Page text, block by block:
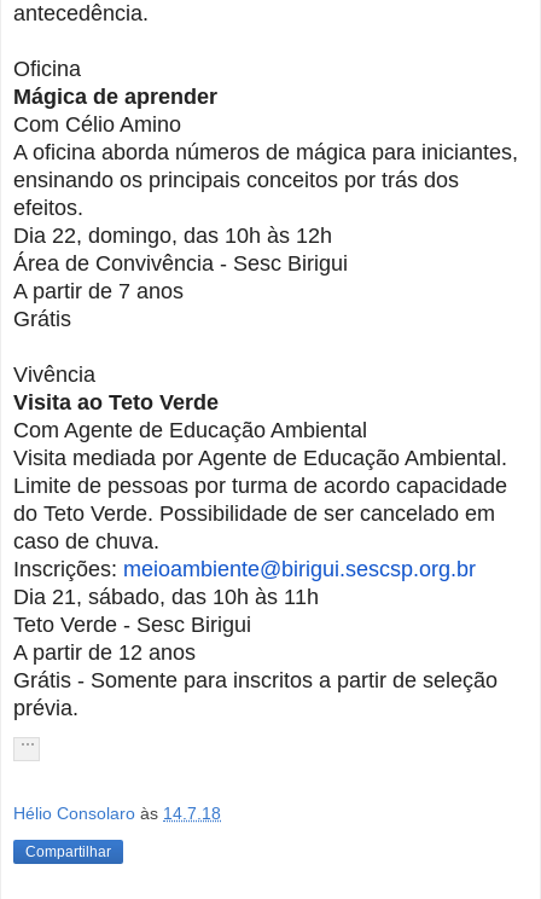
antecedência.
Oficina
Mágica de aprender
Com Célio Amino
A oficina aborda números de mágica para iniciantes,
ensinando os principais conceitos por trás dos
efeitos.
Dia 22, domingo, das 10h às 12h
Área de Convivência - Sesc Birigui
A partir de 7 anos
Grátis
Vivência
Visita ao Teto Verde
Com Agente de Educação Ambiental
Visita mediada por Agente de Educação Ambiental.
Limite de pessoas por turma de acordo capacidade
do Teto Verde. Possibilidade de ser cancelado em
caso de chuva.
Inscrições: meioambiente@birigui.sescsp.org.br
Dia 21, sábado, das 10h às 11h
Teto Verde - Sesc Birigui
A partir de 12 anos
Grátis - Somente para inscritos a partir de seleção
prévia.
Hélio Consolaro às 14.7.18
Compartilhar